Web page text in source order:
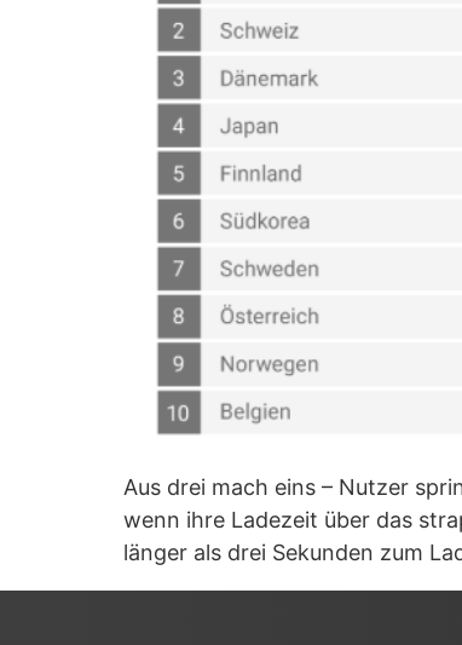
Aus drei mach eins – Nutzer
wenn ihre Ladezeit über das
länger als drei Sekunden zum